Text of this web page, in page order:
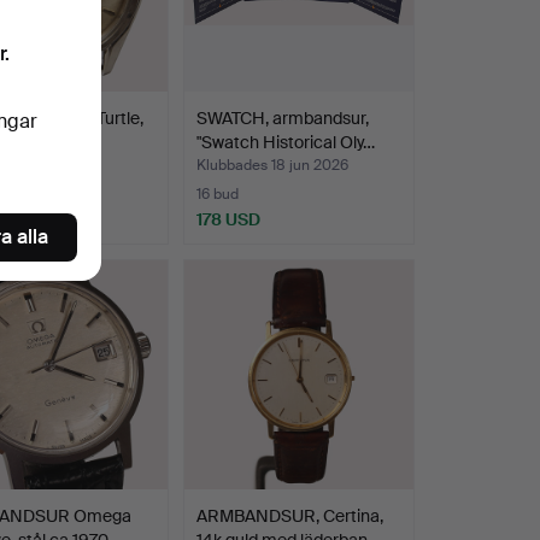
stål, DS, Turtle,
SWATCH, armbandsur,
"Swatch Historical Oly…
Klubbades 18 jun 2026
16 bud
178 USD
Omega
ARMBANDSUR, Certina,
alla